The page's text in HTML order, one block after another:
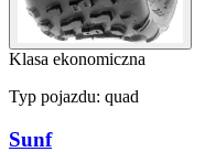
Klasa ekonomiczna
Typ pojazdu: quad
Sunf